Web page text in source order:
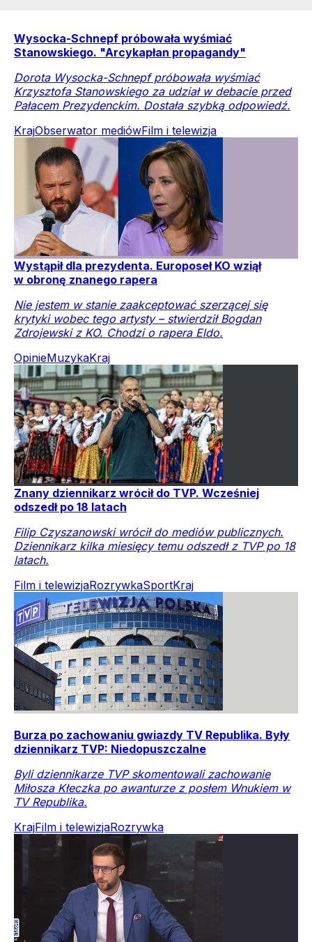
Wysocka-Schnepf próbowała wyśmiać
Stanowskiego. "Arcykapłan propagandy"
Dorota Wysocka-Schnepf próbowała wyśmiać
Krzysztofa Stanowskiego za udział w debacie przed
Pałacem Prezydenckim. Dostała szybką odpowiedź.
KrajObserwator mediówFilm i telewizja
Wystąpił dla prezydenta. Europoseł KO wziął
w obronę znanego rapera
Nie jestem w stanie zaakceptować szerzącej się
krytyki wobec tego artysty – stwierdził Bogdan
Zdrojewski z KO. Chodzi o rapera Eldo.
OpinieMuzykaKraj
Znany dziennikarz wrócił do TVP. Wcześniej
odszedł po 18 latach
Filip Czyszanowski wrócił do mediów publicznych.
Dziennikarz kilka miesięcy temu odszedł z TVP po 18
latach.
Film i telewizjaRozrywkaSportKraj
Burza po zachowaniu gwiazdy TV Republika. Były
dziennikarz TVP: Niedopuszczalne
Byli dziennikarze TVP skomentowali zachowanie
Miłosza Kłeczka po awanturze z posłem Wnukiem w
TV Republika.
KrajFilm i telewizjaRozrywka